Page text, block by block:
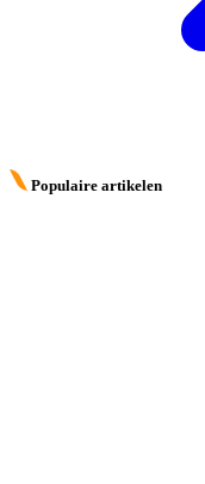
Populaire artikelen